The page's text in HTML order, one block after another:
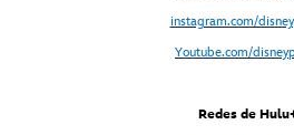
instagram.com/
Youtube.com/
Redes de